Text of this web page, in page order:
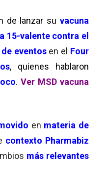
de lanzar suvacuna
15-valente contra el
eventos en el Four
, quienes hablaron
. Ver MSD vacuna
en materia de
contexto Pharmabiz
más relevantes